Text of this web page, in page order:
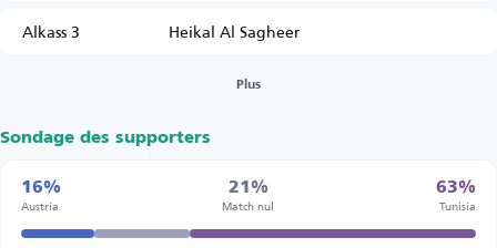
Alkass 3
Heikal Al Sagheer
Plus
Sondage des supporters
16%
Austria
21%
Match nul
63%
Tunisia